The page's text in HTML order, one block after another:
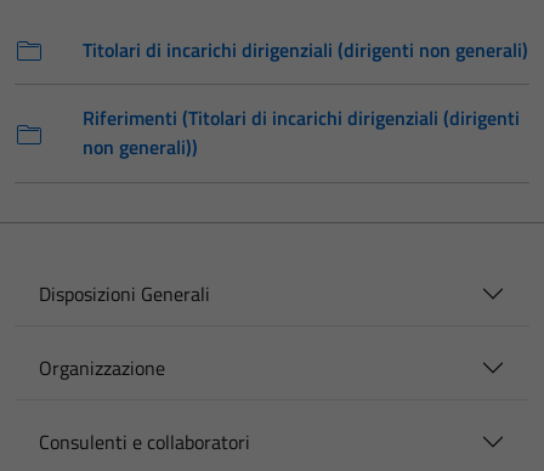
Titolari di incarichi dirigenziali (dirigenti non generali)
Riferimenti (Titolari di incarichi dirigenziali (dirigenti
non generali))
Disposizioni Generali
Organizzazione
Consulenti e collaboratori